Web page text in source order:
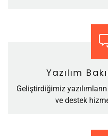
Yazılım
Geliştirdiğimiz
ve destek